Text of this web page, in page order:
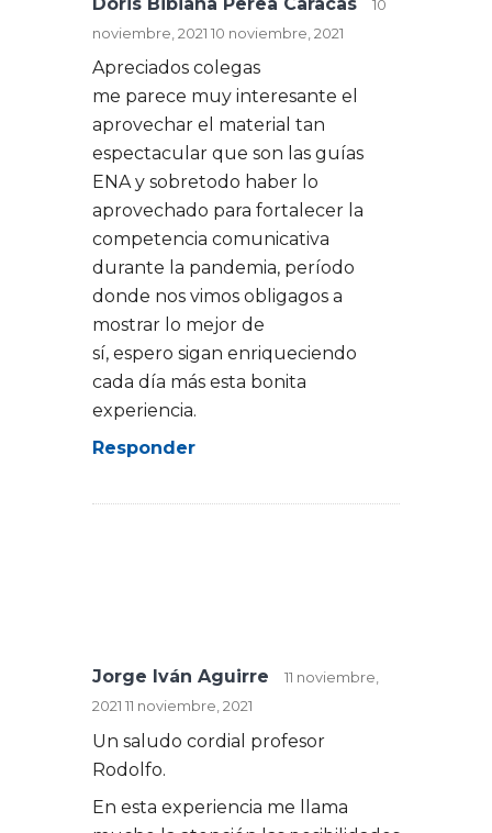
10
noviembre, 2021 10 noviembre, 2021
Apreciados colegas
me parece muy interesante el
aprovechar el material tan
espectacular que son las guías
ENA y sobretodo haber lo
aprovechado para fortalecer la
competencia comunicativa
durante la pandemia, período
donde nos vimos obligagos a
mostrar lo mejor de
sí, espero sigan enriqueciendo
cada día más esta bonita
experiencia.
Responder
Jorge Iván Aguirre
11 noviembre,
2021 11 noviembre, 2021
Un saludo cordial profesor
Rodolfo.
En esta experiencia me llama